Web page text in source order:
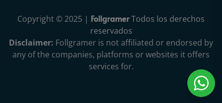
Copyright © 2025 | FollgramerTodos los derechos
reservados
Disclaimer: Follgramer is not affiliated or endorsed by
any of the companies, platforms or websites it offers
services for.